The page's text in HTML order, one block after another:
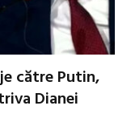
către Putin,
Dianei